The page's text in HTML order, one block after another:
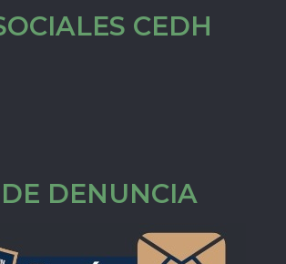
CEDH
DENUNCIA